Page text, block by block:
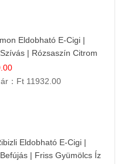
Eldobható E-Cigi |
| Rózsaszín Citrom
： Ft 11932.00
Eldobható E-Cigi |
| Friss Gyümölcs Íz